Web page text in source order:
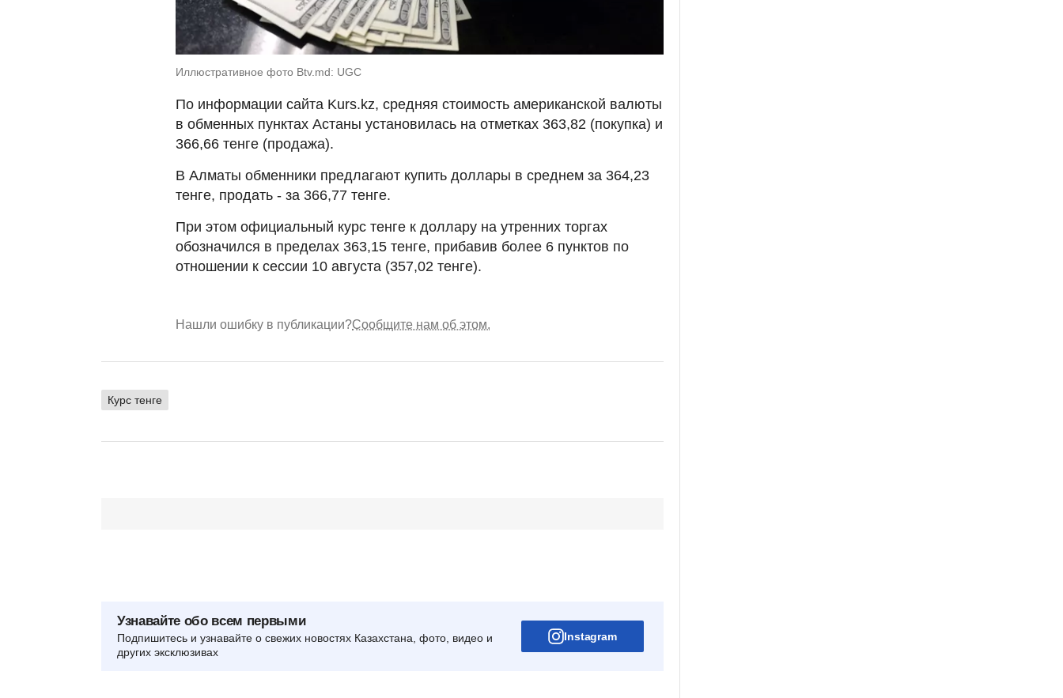
Иллюстративное фото Btv.md: UGC
По информации сайта Kurs.kz, средняя стоимость американской валюты
в обменных пунктах Астаны установилась на отметках 363,82 (покупка) и
366,66 тенге (продажа).
В Алматы обменники предлагают купить доллары в среднем за 364,23
тенге, продать - за 366,77 тенге.
При этом официальный курс тенге к доллару на утренних торгах
обозначился в пределах 363,15 тенге, прибавив более 6 пунктов по
отношении к сессии 10 августа (357,02 тенге).
Нашли ошибку в публикации?Сообщите нам об этом.
Курс тенге
Узнавайте обо всем первыми
Подпишитесь и узнавайте о свежих новостях Казахстана, фото, видео и
других эксклюзивах
Instagram